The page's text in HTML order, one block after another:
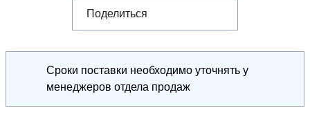
Поделиться
Сроки поставки необходимо уточнять у
менеджеров отдела продаж